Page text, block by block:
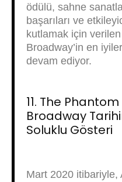
ödülü, sahne
başarıları ve
kutlamak için
Broadway’in en
devam ediyor.
11. The
Broadway
Soluklu Gösteri
Mart 2020 itibariyle,